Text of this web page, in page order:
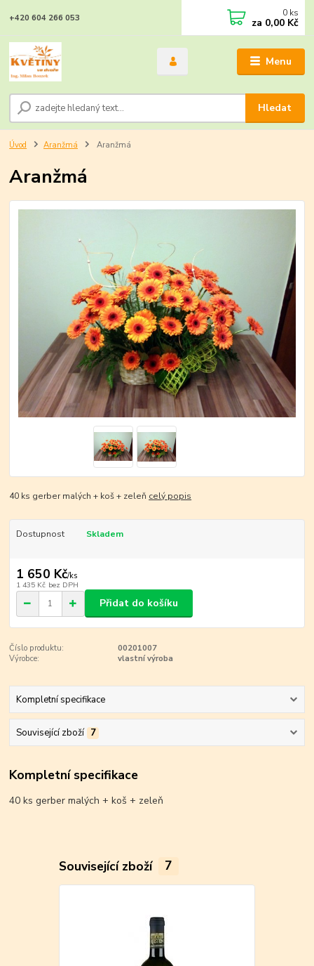
Menu
Hledat
+420 604 266 053 0 ks
za 0,00 Kč
Úvod Aranžmá Aranžmá
Aranžmá
40 ks gerber malých + koš + zeleň celý popis
Dostupnost Skladem
1 650 Kč/ks
1 435 Kč bez DPH
Přidat do košíku
Číslo produktu:
00201007
Výrobce:
vlastní výroba
Kompletní specifikace
Související zboží 7
Kompletní specifikace
40 ks gerber malých + koš + zeleň
Související zboží 7